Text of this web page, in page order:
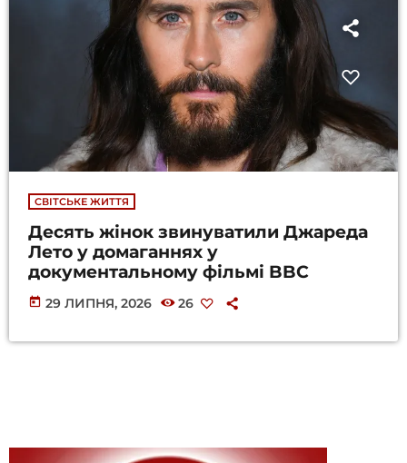
СВІТСЬКЕ ЖИТТЯ
Десять жінок звинуватили Джареда
Лето у домаганнях у
документальному фільмі BBC
today 29 ЛИПНЯ, 2026 26